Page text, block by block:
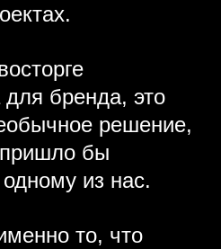
для бренда, это
решение,
пришло бы
из нас.
то, что